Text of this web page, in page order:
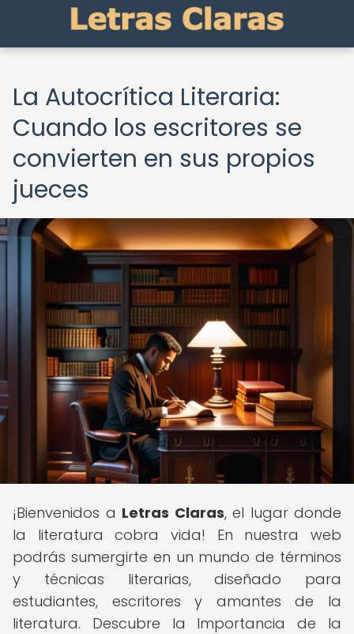
La Autocrítica Literaria:
Cuando los escritores se
convierten en sus propios
jueces
¡Bienvenidos a Letras Claras, el lugar donde
la literatura cobra vida! En nuestra web
podrás sumergirte en un mundo de términos
y técnicas literarias, diseñado para
estudiantes, escritores y amantes de la
literatura. Descubre la Importancia de la